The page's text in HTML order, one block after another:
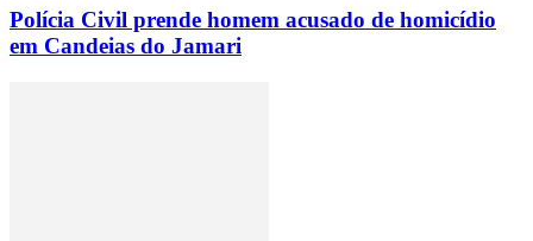
Polícia Civil prende homem acusado de homicídio
em Candeias do Jamari